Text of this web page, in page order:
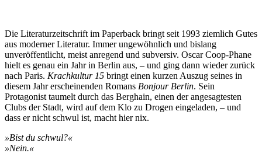
Die Literaturzeitschrift im Paperback bringt seit 1993 ziemlich Gutes
aus moderner Literatur. Immer ungewöhnlich und bislang
unveröffentlicht, meist anregend und subversiv. Oscar Coop-Phane
hielt es genau ein Jahr in Berlin aus, – und ging dann wieder zurück
nach Paris. Krachkultur 15 bringt einen kurzen Auszug seines in
diesem Jahr erscheinenden Romans Bonjour Berlin. Sein
Protagonist taumelt durch das Berghain, einen der angesagtesten
Clubs der Stadt, wird auf dem Klo zu Drogen eingeladen, – und
dass er nicht schwul ist, macht hier nix.
»Bist du schwul?«
»Nein.«